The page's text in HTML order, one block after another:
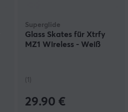
Superglide
Glass Skates für Xtrfy
MZ1 Wireless - Weiß
(1)
29.90 €